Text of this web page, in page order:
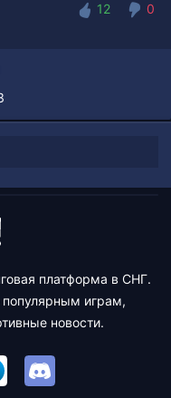
12
0
платформа в СНГ.
играм,
новости.